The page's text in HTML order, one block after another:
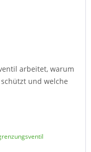
arbeitet, warum
und welche